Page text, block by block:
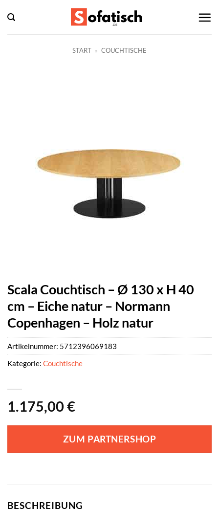
Inhalt
springen
START » COUCHTISCHE
Scala Couchtisch – Ø 130 x H 40
cm – Eiche natur – Normann
Copenhagen – Holz natur
1.175,00 €
ZUM PARTNERSHOP
Artikelnummer: 5712396069183
Kategorie: Couchtische
BESCHREIBUNG